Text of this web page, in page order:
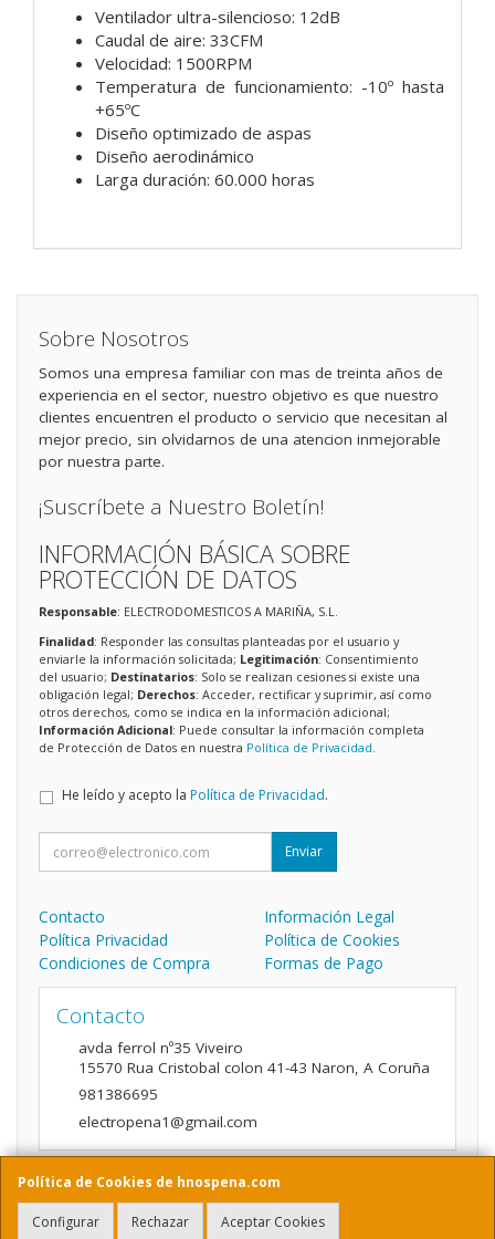
Ventilador ultra-silencioso: 12dB
Caudal de aire: 33CFM
Velocidad: 1500RPM
Temperatura de funcionamiento: -10º hasta
+65ºC
Diseño optimizado de aspas
Diseño aerodinámico
Larga duración: 60.000 horas
Política de Cookies de hnospena.com
Configurar Rechazar Aceptar Cookies
Sobre Nosotros
Somos una empresa familiar con mas de treinta años de
experiencia en el sector, nuestro objetivo es que nuestro
clientes encuentren el producto o servicio que necesitan al
mejor precio, sin olvidarnos de una atencion inmejorable
por nuestra parte.
¡Suscríbete a Nuestro Boletín!
INFORMACIÓN BÁSICA SOBRE
PROTECCIÓN DE DATOS
Responsable: ELECTRODOMESTICOS A MARIÑA, S.L.
Finalidad: Responder las consultas planteadas por el usuario y
enviarle la información solicitada; Legitimación: Consentimiento
del usuario; Destinatarios: Solo se realizan cesiones si existe una
obligación legal; Derechos: Acceder, rectificar y suprimir, así como
otros derechos, como se indica en la información adicional;
Información Adicional: Puede consultar la información completa
de Protección de Datos en nuestra Política de Privacidad
He leído y acepto la Política de Privacidad.
Enviar
Contacto
Información Legal
Política Privacidad
Política de Cookies
Condiciones de Compra
Formas de Pago
Contacto
avda ferrol nº35 Viveiro
15570 Rua Cristobal colon 41-43 Naron, A Coruña
981386695
electropena1@gmail.com
Horario
9:00 a 14:00 y de 16:00 A 20:00